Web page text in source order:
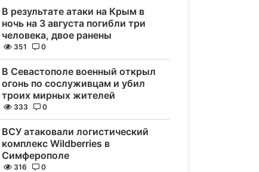
В результате атаки на Крым в
ночь на 3 августа погибли три
человека, двое ранены
351 0
В Севастополе военный открыл
огонь по сослуживцам и убил
троих мирных жителей
333 0
ВСУ атаковали логистический
комплекс Wildberries в
Симферополе
316 0